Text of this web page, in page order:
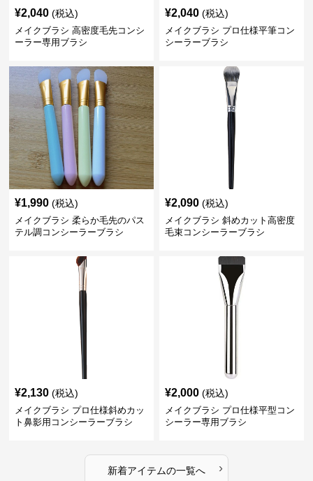
¥2,040 (税込)
メイクブラシ 高密度毛先コンシ
ーラー専用ブラシ
¥2,040 (税込)
メイクブラシ プロ仕様平筆コン
シーラーブラシ
¥1,990 (税込)
メイクブラシ 柔らか毛先のパス
テル調コンシーラーブラシ
¥2,090 (税込)
メイクブラシ 斜めカット高密度
毛束コンシーラーブラシ
¥2,130 (税込)
メイクブラシ プロ仕様斜めカッ
ト鼻影用コンシーラーブラシ
¥2,000 (税込)
メイクブラシ プロ仕様平型コン
シーラー専用ブラシ
新着アイテムの一覧へ ›